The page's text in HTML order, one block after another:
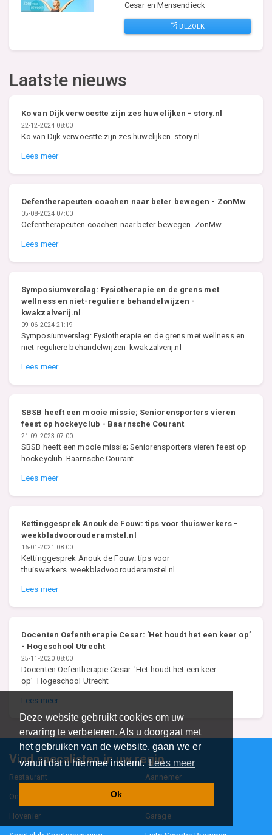
Deze website gebruikt cookies om uw
ervaring te verbeteren. Als u doorgaat met
het gebruiken van de website, gaan we er
vanuit dat u hiermee instemt. Lees meer
Ok
Cesar en Mensendieck
BEZOEK
Laatste nieuws
Ko van Dijk verwoestte zijn zes huwelijken - story.nl
22-12-2024 08:00
Ko van Dijk verwoestte zijn zes huwelijken story.nl
Lees meer
Oefentherapeuten coachen naar beter bewegen - ZonMw
05-08-2024 07:00
Oefentherapeuten coachen naar beter bewegen ZonMw
Lees meer
Symposiumverslag: Fysiotherapie en de grens met
wellness en niet-reguliere behandelwijzen -
kwakzalverij.nl
09-06-2024 21:19
Symposiumverslag: Fysiotherapie en de grens met wellness en
niet-reguliere behandelwijzen kwakzalverij.nl
Lees meer
SBSB heeft een mooie missie; Seniorensporters vieren
feest op hockeyclub - Baarnsche Courant
21-09-2023 07:00
SBSB heeft een mooie missie; Seniorensporters vieren feest op
hockeyclub Baarnsche Courant
Lees meer
Kettinggesprek Anouk de Fouw: tips voor thuiswerkers -
weekbladvoorouderamstel.nl
16-01-2021 08:00
Kettinggesprek Anouk de Fouw: tips voor
thuiswerkers weekbladvoorouderamstel.nl
Lees meer
Docenten Oefentherapie Cesar: 'Het houdt het een keer op’
- Hogeschool Utrecht
25-11-2020 08:00
Docenten Oefentherapie Cesar: 'Het houdt het een keer
op’ Hogeschool Utrecht
Lees meer
Vind specalisten in uw regio
Restaurant Aannemer
Onderwijs en Opleidingen
Hovenier Garage